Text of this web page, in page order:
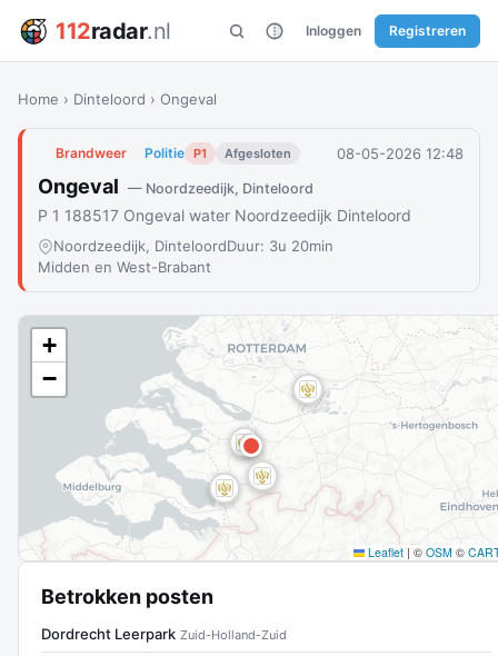
112radar.nl Inloggen Registreren
Home › Dinteloord › Ongeval
Brandweer Politie P1 Afgesloten 08-05-2026 12:48
Ongeval — Noordzeedijk, Dinteloord
P 1 188517 Ongeval water Noordzeedijk Dinteloord
Noordzeedijk, DinteloordDuur: 3u 20min
Midden en West-Brabant
+
−
Leaflet | © OSM ©
Betrokken posten
Dordrecht Leerpark Zuid-Holland-Zuid